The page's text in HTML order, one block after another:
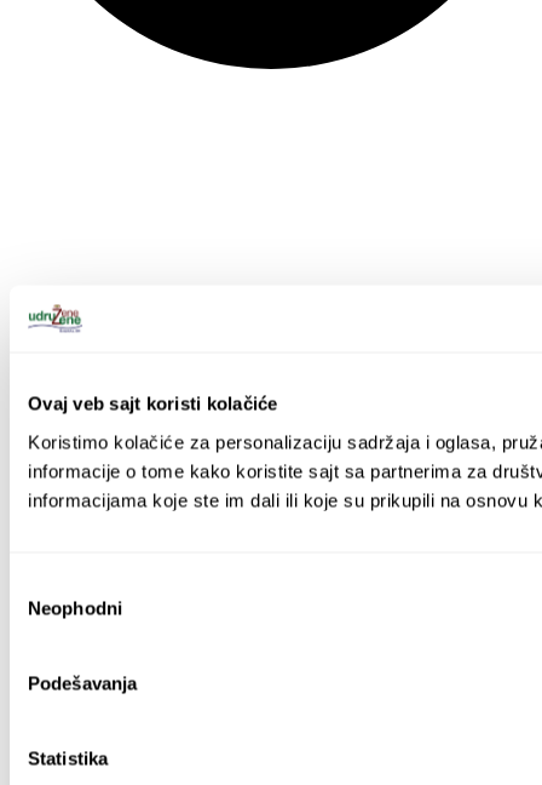
Ovaj veb sajt koristi kolačiće
Koristimo kolačiće za personalizaciju sadržaja i oglasa,
informacije o tome kako koristite sajt sa partnerima za
informacijama koje ste im dali ili koje su prikupili na osnovu
сагласности
Neophodni
Podešavanja
Statistika